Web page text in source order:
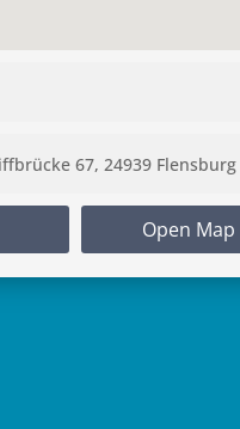
Open Map